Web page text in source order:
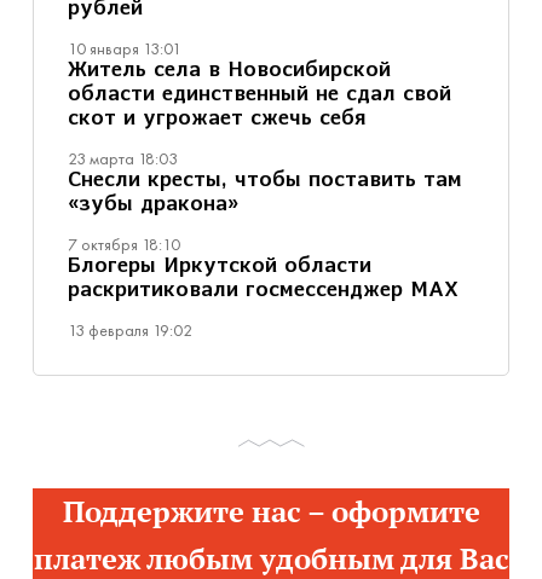
рублей
10 января 13:01
Житель села в Новосибирской
области единственный не сдал свой
скот и угрожает сжечь себя
23 марта 18:03
Снесли кресты, чтобы поставить там
«зубы дракона»
7 октября 18:10
Блогеры Иркутской области
раскритиковали госмессенджер MAX
13 февраля 19:02
Поддержите нас – оформите
платеж любым удобным для Вас